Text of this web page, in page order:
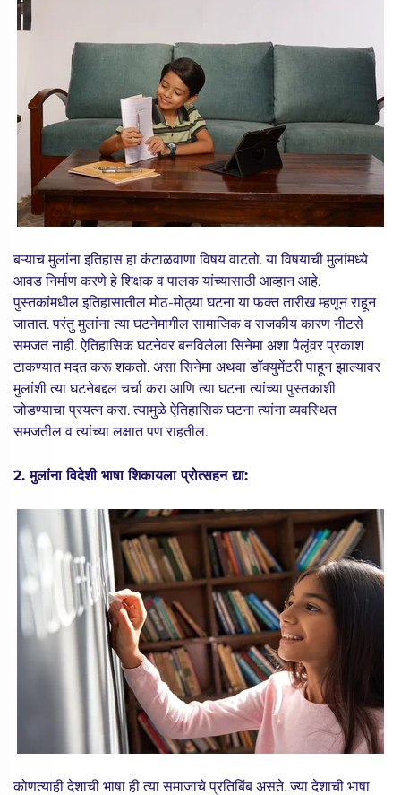
बऱ्याच मुलांना इतिहास हा कंटाळवाणा विषय वाटतो. या विषयाची मुलांमध्ये
आवड निर्माण करणे हे शिक्षक व पालक यांच्यासाठी आव्हान आहे.
पुस्तकांमधील इतिहासातील मोठ-मोठ्या घटना या फक्त तारीख म्हणून राहून
जातात. परंतु मुलांना त्या घटनेमागील सामाजिक व राजकीय कारण नीटसे
समजत नाही. ऐतिहासिक घटनेवर बनविलेला सिनेमा अशा पैलूंवर प्रकाश
टाकण्यात मदत करू शकतो. असा सिनेमा अथवा डॉक्युमेंटरी पाहून झाल्यावर
मुलांशी त्या घटनेबद्दल चर्चा करा आणि त्या घटना त्यांच्या पुस्तकाशी
जोडण्याचा प्रयत्न करा. त्यामुळे ऐतिहासिक घटना त्यांना व्यवस्थित
समजतील व त्यांच्या लक्षात पण राहतील.
2. मुलांना विदेशी भाषा शिकायला प्रोत्सहन द्या:
कोणत्याही देशाची भाषा ही त्या समाजाचे प्रतिबिंब असते. ज्या देशाची भाषा